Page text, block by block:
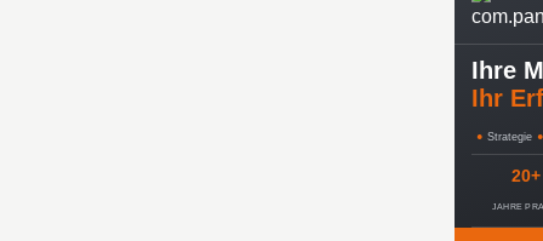
Ihre
Ihr
● Strategie ●
20+
JAHRE